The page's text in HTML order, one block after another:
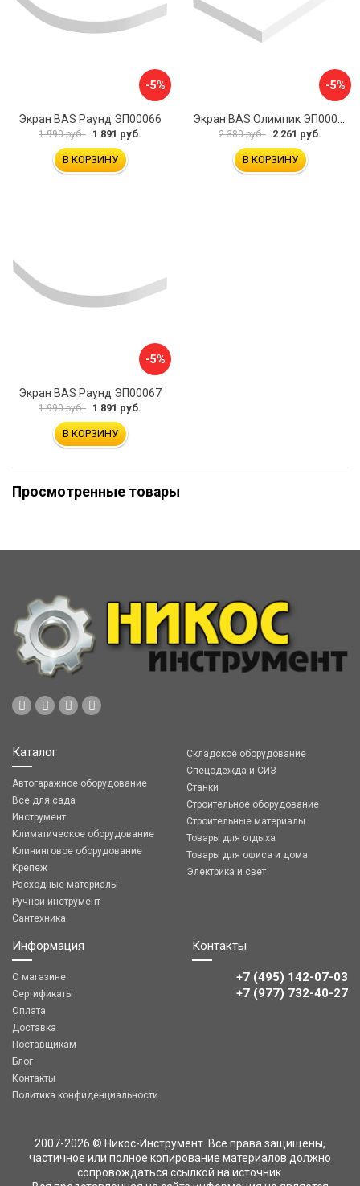
-5%
Экран BAS Раунд ЭП00066
1 990 руб. 1 891 руб.
В КОРЗИНУ
-5%
2 380 руб. 2 261 руб.
В КОРЗИНУ
-5%
Экран BAS Раунд ЭП00067
1 990 руб. 1 891 руб.
В КОРЗИНУ
Просмотренные товары
Каталог
Автогаражное оборудование
Все для сада
Инструмент
Климатическое оборудование
Клининговое оборудование
Крепеж
Расходные материалы
Ручной инструмент
Сантехника
Складское оборудование
Спецодежда и СИЗ
Станки
Строительное оборудование
Строительные материалы
Товары для отдыха
Товары для офиса и дома
Электрика и свет
Информация
О магазине
Сертификаты
Оплата
Доставка
Поставщикам
Блог
Контакты
Политика конфиденциальности
Контакты
+7 (495) 142-07-03
‎‎+7 (977) 732-40-27
2007-2026 © Никос-Инструмент. Все права защищены,
частичное или полное копирование материалов должно
сопровождаться ссылкой на источник.